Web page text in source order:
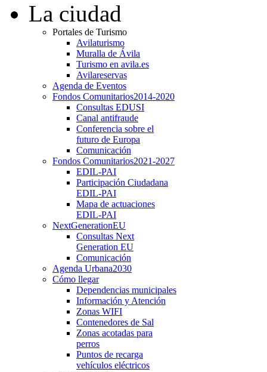
La ciudad
Portales de Turismo
Avilaturismo
Muralla de Ávila
Turismo en avila.es
Avilareservas
Agenda de Eventos
Fondos Comunitarios2014-2020
Consultas EDUSI
Canal antifraude
Conferencia sobre el
futuro de Europa
Comunicación
Fondos Comunitarios2021-2027
EDIL-PAI
Participación Ciudadana
EDIL-PAI
Mapa de actuaciones
EDIL-PAI
NextGenerationEU
Consultas Next
Generation EU
Comunicación
Agenda Urbana2030
Cómo llegar
Dependencias municipales
Información y Atención
Zonas WIFI
Contenedores de Sal
Zonas acotadas para
perros
Puntos de recarga
vehículos eléctricos